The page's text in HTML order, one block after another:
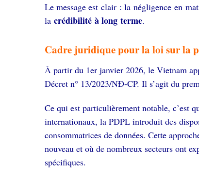
Le message est clair : la négligence en
la crédibilité à long terme.
Cadre juridique pour la loi sur la
À partir du 1er janvier 2026, le Vietnam
Décret n° 13/2023/NĐ-CP. Il s’agit du
Ce qui est particulièrement notable, c’est
internationaux, la PDPL introduit des
consommatrices de données. Cette
nouveau et où de nombreux secteurs ont
spécifiques.